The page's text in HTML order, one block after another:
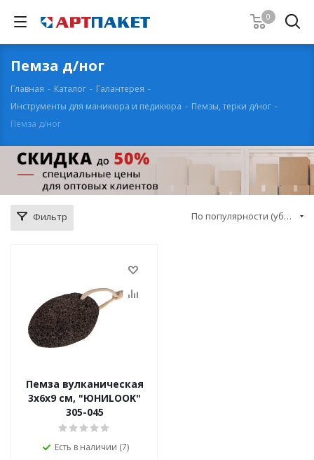
0
Пемза д/ног
Главная - Каталог - Галантерея -
Инструменты для маникюра и педикюра - Пемзы, терки д/ног -
Пемза д/ног
Фильтр По популярности (убывание)
Пемза вулканическая
3х6х9 см, "ЮНИLOOK"
305-045
Есть в наличии (7)